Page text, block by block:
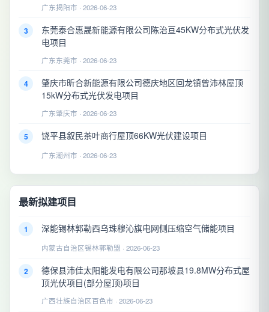
广东揭阳市 · 2026-06-23
3
东莞泰合惠晟新能源有限公司陈治亘45KW分布式光伏发
电项目
广东东莞市 · 2026-06-23
4
肇庆市昕合新能源有限公司德庆地区回龙镇曾沛林屋顶
15kW分布式光伏发电项目
广东肇庆市 · 2026-06-23
5 饶平县叙民茶叶商行屋顶66KW光伏建设项目
广东潮州市 · 2026-06-23
最新拟建项目
1 深能锡林郭勒西乌珠穆沁旗电网侧压缩空气储能项目
内蒙古自治区锡林郭勒盟 · 2026-06-23
2
德保县沛佳太阳能发电有限公司那坡县19.8MW分布式屋
顶光伏项目(部分屋顶)项目
广西壮族自治区百色市 · 2026-06-23